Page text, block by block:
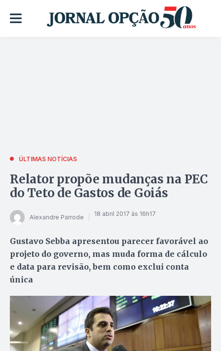
ÚLTIMAS NOTÍCIAS
Relator propõe mudanças na PEC
do Teto de Gastos de Goiás
Alexandre Parrode 18 abril 2017 às 16h17
Gustavo Sebba apresentou parecer favorável ao
projeto do governo, mas muda forma de cálculo
e data para revisão, bem como exclui conta
única